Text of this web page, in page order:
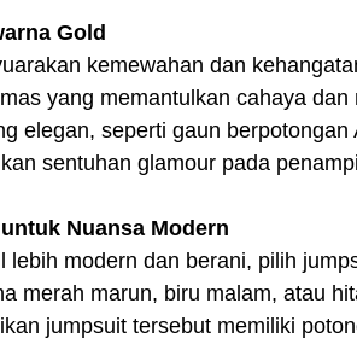
Gold
kemewahan dan
yang memantulkan cahaya
elegan, seperti gaun berpotongan
sentuhan glamour pada
Nuansa Modern
lebih modern dan berani, pilih
merah marun, biru malam, atau
jumpsuit tersebut memiliki